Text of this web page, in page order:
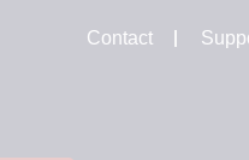
Contact